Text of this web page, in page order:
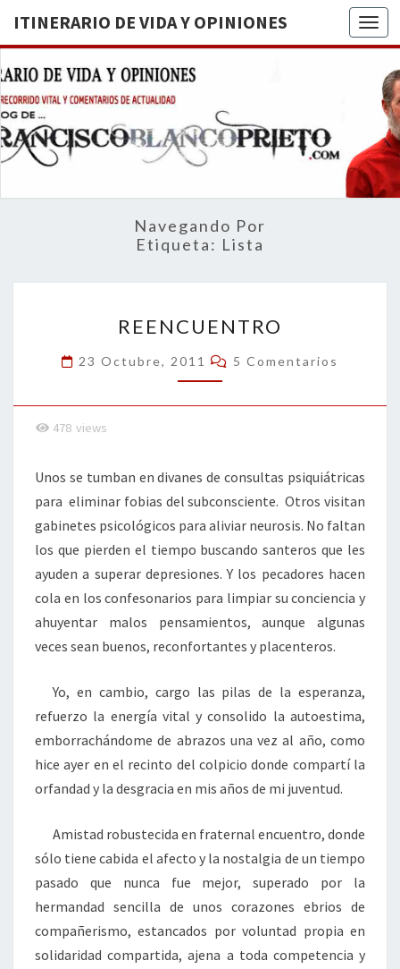
ITINERARIO DE VIDA Y OPINIONES
DE
BREVE
RECORRIDO
VITAL Y
ACTUALIDAD
Navegando Por
Etiqueta: Lista
REENCUENTRO
23 Octubre, 2011 Comentarios
5 Comentarios
478 views
Unos se tumban en divanes de consultas psiquiátricas
para eliminar fobias del subconsciente. Otros visitan
gabinetes psicológicos para aliviar neurosis. No faltan
los que pierden el tiempo buscando santeros que les
ayuden a superar depresiones. Y los pecadores hacen
cola en los confesonarios para limpiar su conciencia y
ahuyentar malos pensamientos, aunque algunas
veces sean buenos, reconfortantes y placenteros.
Yo, en cambio, cargo las pilas de la esperanza,
refuerzo la energía vital y consolido la autoestima,
emborrachándome de abrazos una vez al año, como
hice ayer en el recinto del colpicio donde compartí la
orfandad y la desgracia en mis años de mi juventud.
Amistad robustecida en fraternal encuentro, donde
sólo tiene cabida el afecto y la nostalgia de un tiempo
pasado que nunca fue mejor, superado por la
hermandad sencilla de unos corazones ebrios de
compañerismo, estancados por voluntad propia en
solidaridad compartida, ajena a toda competencia y